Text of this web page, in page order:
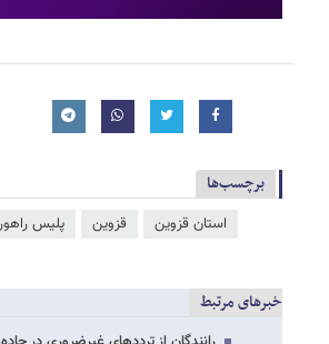
برچسب‌ها
استان قزوین قزوین پلیس
خبرهای مرتبط